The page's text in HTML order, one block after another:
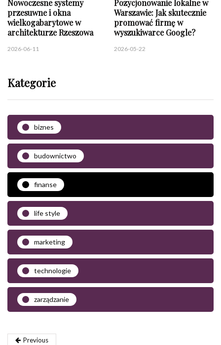
Nowoczesne systemy
przesuwne i okna
wielkogabarytowe w
architekturze Rzeszowa
2026-06-11
Pozycjonowanie lokalne w
Warszawie: Jak skutecznie
promować firmę w
wyszukiwarce Google?
2026-05-22
Kategorie
biznes
budownictwo
finanse
life style
marketing
technologie
zarządzanie
Previous